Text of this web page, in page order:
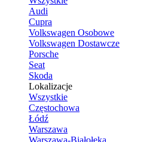
Audi
Cupra
Volkswagen Osobowe
Volkswagen Dostawcze
Porsche
Seat
Skoda
Lokalizacje
Wszystkie
Częstochowa
Łódź
Warszawa
Warszawa-Białołęka